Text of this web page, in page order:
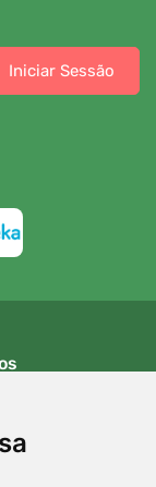
Iniciar Sessão
a 80 EUR
em qualquer